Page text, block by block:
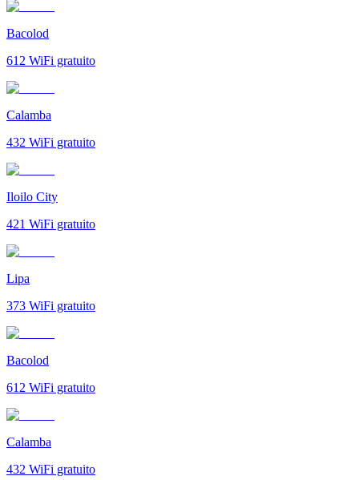
Bacolod
612 WiFi gratuito
Calamba
432 WiFi gratuito
Iloilo City
421 WiFi gratuito
Lipa
373 WiFi gratuito
Bacolod
612 WiFi gratuito
Calamba
432 WiFi gratuito